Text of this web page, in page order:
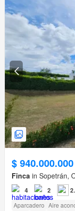
$ 940.000.000
Finca in Sopetrán,
4 2
Aparcadero Aire